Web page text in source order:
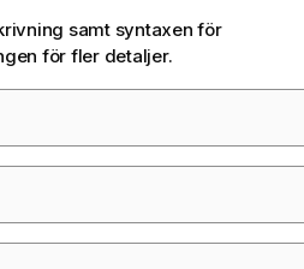
samt syntaxen för
för fler detaljer.